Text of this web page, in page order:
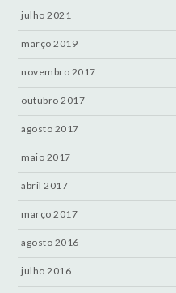
julho 2021
março 2019
novembro 2017
outubro 2017
agosto 2017
maio 2017
abril 2017
março 2017
agosto 2016
julho 2016